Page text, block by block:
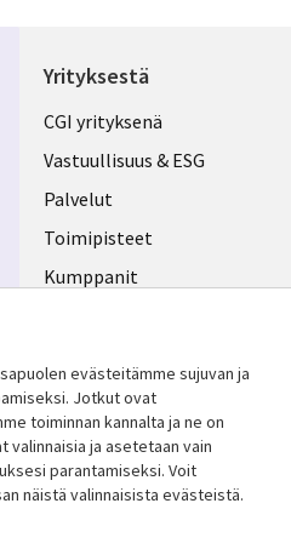
Yrityksestä
Useful
links
FINLAND
CGI yrityksenä
Vastuullisuus & ESG
Palvelut
Toimipisteet
Kumppanit
Lisätietoa
Legal
Tietosuoja
evästeitämme sujuvan ja
Jotkut ovat
toiminnan kannalta ja ne on
​​ja asetetaan vain
parantamiseksi. Voit
näistä valinnaisista evästeistä.